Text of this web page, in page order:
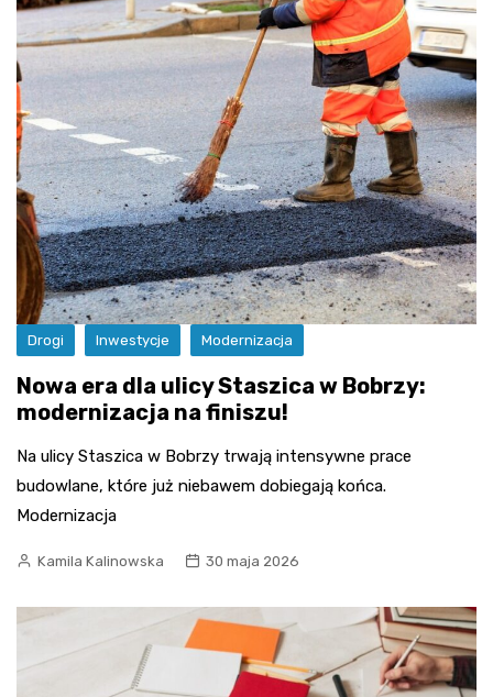
Drogi Inwestycje Modernizacja
Nowa era dla ulicy Staszica w Bobrzy:
modernizacja na finiszu!
Na ulicy Staszica w Bobrzy trwają intensywne prace
budowlane, które już niebawem dobiegają końca.
Modernizacja
Kamila Kalinowska 30 maja 2026